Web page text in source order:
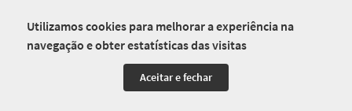
Utilizamos cookies para melhorar a experiência na
navegação e obter estatísticas das visitas
Aceitar e fechar